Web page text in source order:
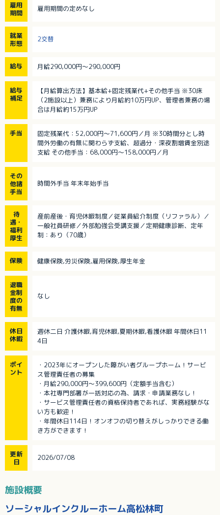
雇用
期間
雇用期間の定めなし
就業
形態
2交替
給与 月給290,000円～290,000円
給与
補足
【月給算出方法】基本給+固定残業代+その他手当 ※30床
（2施設以上）兼務により月給約10万円UP、管理者兼務の場
合は月給約15万円UP
手当
固定残業代：52,000円～71,600円／月 ※30時間分とし時
間外労働の有無に関わらず支給、超過分・深夜割増賃金別途
支給 その他手当：68,000円～158,000円／月
その
他諸
手当
時間外手当 年末年始手当
待
遇・
福利
厚生
産前産後・育児休暇制度／従業員紹介制度（リファラル）／
一般社員研修／外部勉強会受講支援／定期健康診断、定年
制：あり（70歳）
保険 健康保険,労災保険,雇用保険,厚生年金
退職
金制
度の
有無
なし
休日
休暇
週休二日 介護休暇,育児休暇,夏期休暇,看護休暇 年間休日11
4日
ポイ
ント
・2023年にオープンした障がい者グループホーム！サービ
ス管理責任者の募集
・月給290,000円〜399,600円（定額手当含む）
・本社専門部署が一括対応の為、請求・申請業務なし！
・サービス管理責任者の資格保持者であれば、実務経験がな
い方も歓迎！
・年間休日114日！オンオフの切り替えがしっかりできる働
き方ができます！
更新
日
2026/07/08
施設概要
ソーシャルインクルーホーム高松林町